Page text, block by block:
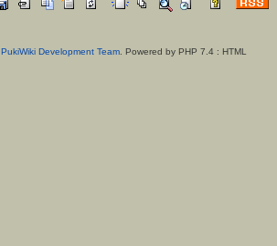
PukiWiki Development Team. Powered by PHP 7.4 : HTML